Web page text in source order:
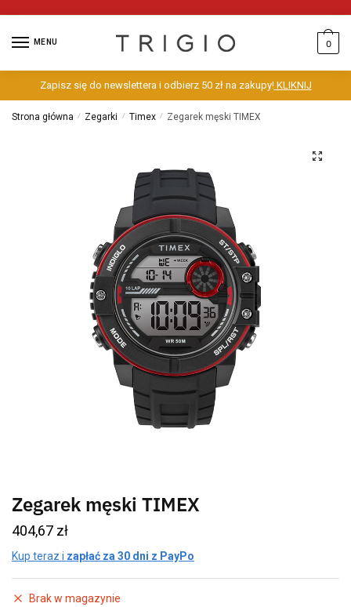
MENU 0
Zapisz się do newslettera i odbierz 50 zł na zakupy!KLIKNIJ
Strona główna / Zegarki / Timex / Zegarek męski TIMEX
Zegarek męski TIMEX
404,67 zł
Kup teraz i zapłać za 30 dni z PayPo
Brak w magazynie